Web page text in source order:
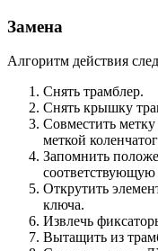
Замена
Алгоритм действия
Снять трамблер.
Снять крышку
Совместить метку
меткой
Запомнить
соответствующую
Открутить
ключа.
Извлечь
Вытащить из